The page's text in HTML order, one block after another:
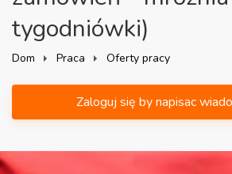
tygodniówki)
Dom Praca Oferty pracy
Zaloguj się by napisac